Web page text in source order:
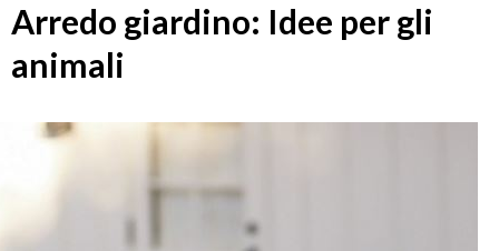
Arredo giardino: Idee per gli
animali